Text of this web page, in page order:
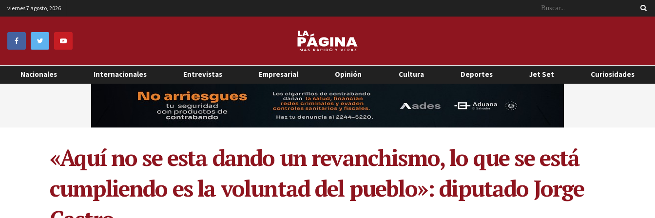
viernes 7 agosto, 2026
Nacionales Internacionales Entrevistas Empresarial Opinión Cultura Deportes Jet Set Curiosidades
«Aquí no se esta dando un revanchismo, lo que se está
cumpliendo es la voluntad del pueblo»: diputado Jorge